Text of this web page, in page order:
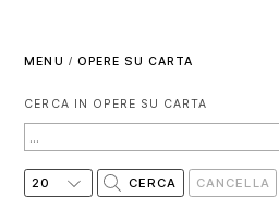
MENU / OPERE SU CARTA
CERCA IN OPERE SU CARTA